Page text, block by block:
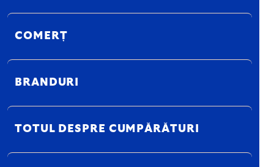
COMERȚ
BRANDURI
TOTUL DESPRE CUMPĂRĂTURI